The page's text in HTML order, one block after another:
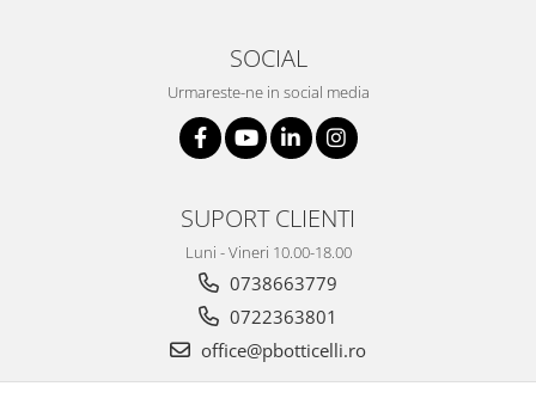
SOCIAL
Urmareste-ne in social media
SUPORT CLIENTI
Luni - Vineri 10.00-18.00
0738663779
0722363801
office@pbotticelli.ro